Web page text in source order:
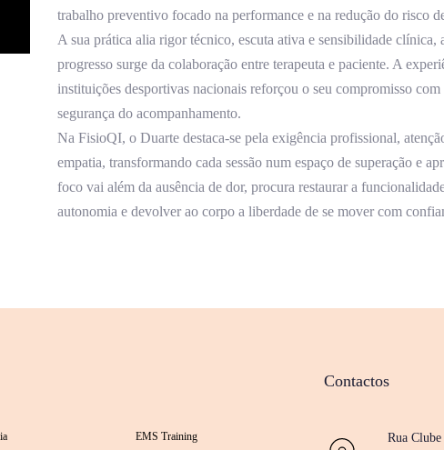
trabalho preventivo focado na performance e na redução do risco
A sua prática alia rigor técnico, escuta ativa e sensibilidade clínica,
progresso surge da colaboração entre terapeuta e paciente. A
instituições desportivas nacionais reforçou o seu compromisso com
segurança do acompanhamento.
Na FisioQI, o Duarte destaca-se pela exigência profissional,
empatia, transformando cada sessão num espaço de superação e
foco vai além da ausência de dor, procura restaurar a
autonomia e devolver ao corpo a liberdade de se mover com
EMS Training
Contactos
Rua